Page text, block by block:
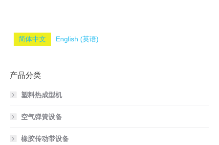
简体中文 English (英语)
产品分类
塑料热成型机
空气弹簧设备
橡胶传动带设备